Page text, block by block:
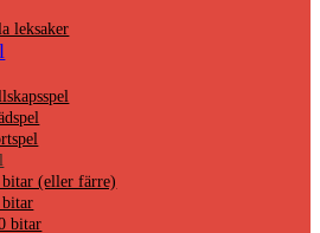
leksaker
bitar (eller färre)
bitar
bitar